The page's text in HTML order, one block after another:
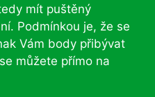
mít puštěný
Podmínkou je, že se
Vám body přibývat
můžete přímo na